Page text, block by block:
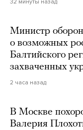
Министр
о возможных
Балтийского
захваченных
2 часа назад
В Москве
Валерия